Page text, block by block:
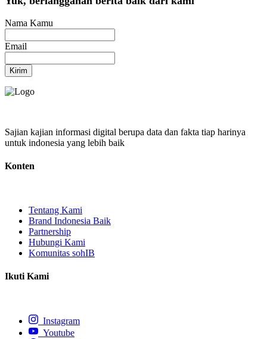
Nama Kamu
Email
Kirim
Sajian kajian informasi digital berupa data dan fakta tiap harinya
untuk indonesia yang lebih baik
Konten
Tentang Kami
Brand Indonesia Baik
Partnership
Hubungi Kami
Komunitas sohIB
Ikuti Kami
Instagram
Youtube